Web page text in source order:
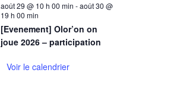
août 29 @ 10 h 00 min -août 30 @
19 h 00 min
[Evenement] Olor’on on
joue 2026 – participation
Voir le calendrier